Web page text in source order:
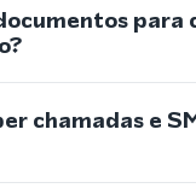
para
chamadas e